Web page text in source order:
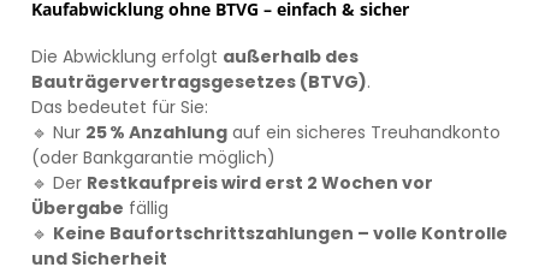
Kaufabwicklung ohne BTVG – einfach & sicher
Die Abwicklung erfolgt außerhalb des
Bauträgervertragsgesetzes (BTVG).
Das bedeutet für Sie:
🔹 Nur 25 % Anzahlungauf ein sicheres Treuhandkonto
(oder Bankgarantie möglich)
🔹 Der Restkaufpreis wird erst 2 Wochen vor
Übergabe fällig
🔹 Keine Baufortschrittszahlungen – volle Kontrolle
und Sicherheit